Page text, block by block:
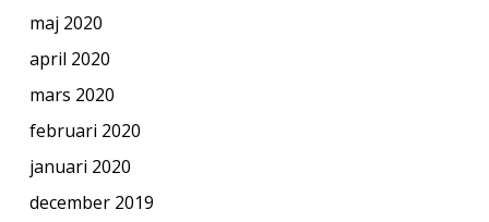
maj 2020
april 2020
mars 2020
februari 2020
januari 2020
december 2019